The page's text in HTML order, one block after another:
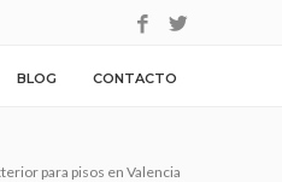
BLOG CONTACTO
para pisos en Valencia